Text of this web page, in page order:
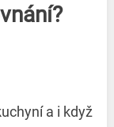
a i když